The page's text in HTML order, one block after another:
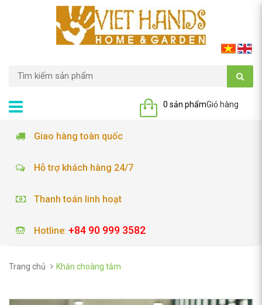
Giỏ hàng
0 sản phẩm
Giao hàng toàn quốc
Hỗ trợ khách hàng 24/7
Thanh toán linh hoạt
Hotline: +84 90 999 3582
Trang chủ Khăn choàng tắm